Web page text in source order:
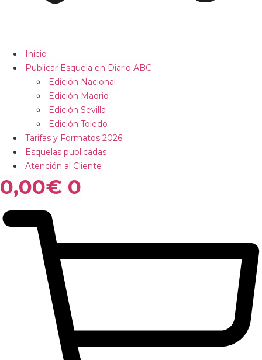
Inicio
Publicar Esquela en Diario ABC
Edición Nacional
Edición Madrid
Edición Sevilla
Edición Toledo
Tarifas y Formatos 2026
Esquelas publicadas
Atención al Cliente
0,00€ 0